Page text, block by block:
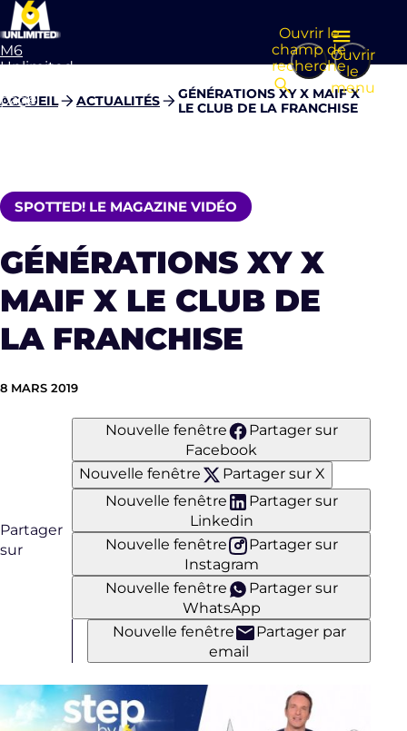
M6
Unlimited
page
Ouvrir
le
menu
Ouvrir le
champ de
recherche
ACCUEIL ACTUALITÉS
GÉNÉRATIONS XY X MAIF X
LE CLUB DE LA FRANCHISE
SPOTTED! LE MAGAZINE VIDÉO
GÉNÉRATIONS XY X
MAIF X LE CLUB DE
LA FRANCHISE
8 MARS 2019
Partager
sur
Nouvelle fenêtre
Partager sur
Facebook
Nouvelle fenêtre
Partager sur X
Nouvelle fenêtre
Partager sur
Linkedin
Nouvelle fenêtre
Partager sur
Instagram
Nouvelle fenêtre
Partager sur
WhatsApp
Nouvelle fenêtre
Partager par
email